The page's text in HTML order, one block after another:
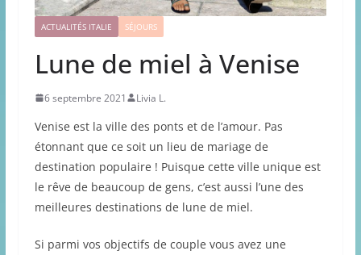
ACTUALITÉS ITALIE SÉJOURS
Lune de miel à Venise
6 septembre 2021 Livia L.
Venise est la ville des ponts et de l’amour. Pas
étonnant que ce soit un lieu de mariage de
destination populaire ! Puisque cette ville unique est
le rêve de beaucoup de gens, c’est aussi l’une des
meilleures destinations de lune de miel.
Si parmi vos objectifs de couple vous avez une